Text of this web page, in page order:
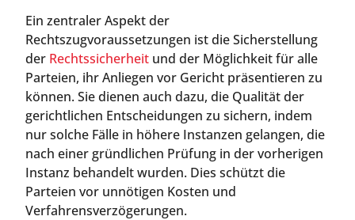
Ein zentraler Aspekt der
Rechtszugvoraussetzungen ist die Sicherstellung
der Rechtssicherheit und der Möglichkeit für alle
Parteien, ihr Anliegen vor Gericht präsentieren zu
können. Sie dienen auch dazu, die Qualität der
gerichtlichen Entscheidungen zu sichern, indem
nur solche Fälle in höhere Instanzen gelangen, die
nach einer gründlichen Prüfung in der vorherigen
Instanz behandelt wurden. Dies schützt die
Parteien vor unnötigen Kosten und
Verfahrensverzögerungen.